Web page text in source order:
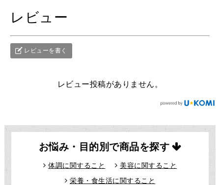
レビュー
レビューを書く
レビュー投稿がありません。
お悩み・目的別で商品を探す
体調に関すること
美容に関すること
栄養・食生活に関すること